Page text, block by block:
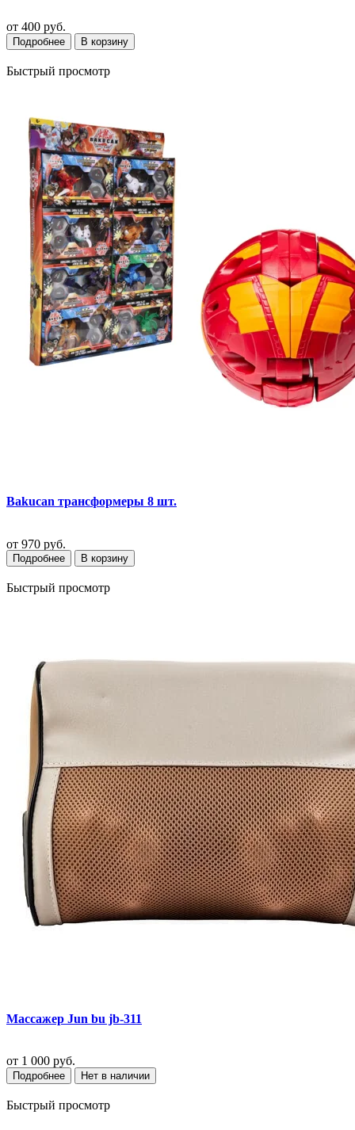
от 400 руб.
Подробнее В корзину
Быстрый просмотр
Bakucan трансформеры 8 шт.
от 970 руб.
Подробнее В корзину
Быстрый просмотр
Массажер Jun bu jb-311
от 1 000 руб.
Подробнее Нет в наличии
Быстрый просмотр